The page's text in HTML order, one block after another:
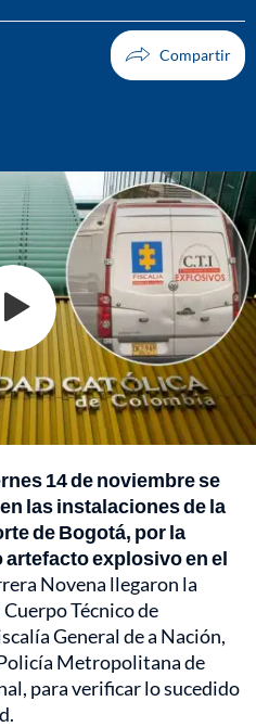
14 de noviembre se
las instalaciones de la
de Bogotá, por la
artefacto explosivo en el
Novena llegaron la
Técnico de
General de a Nación,
Metropolitana de
para verificar lo sucedido